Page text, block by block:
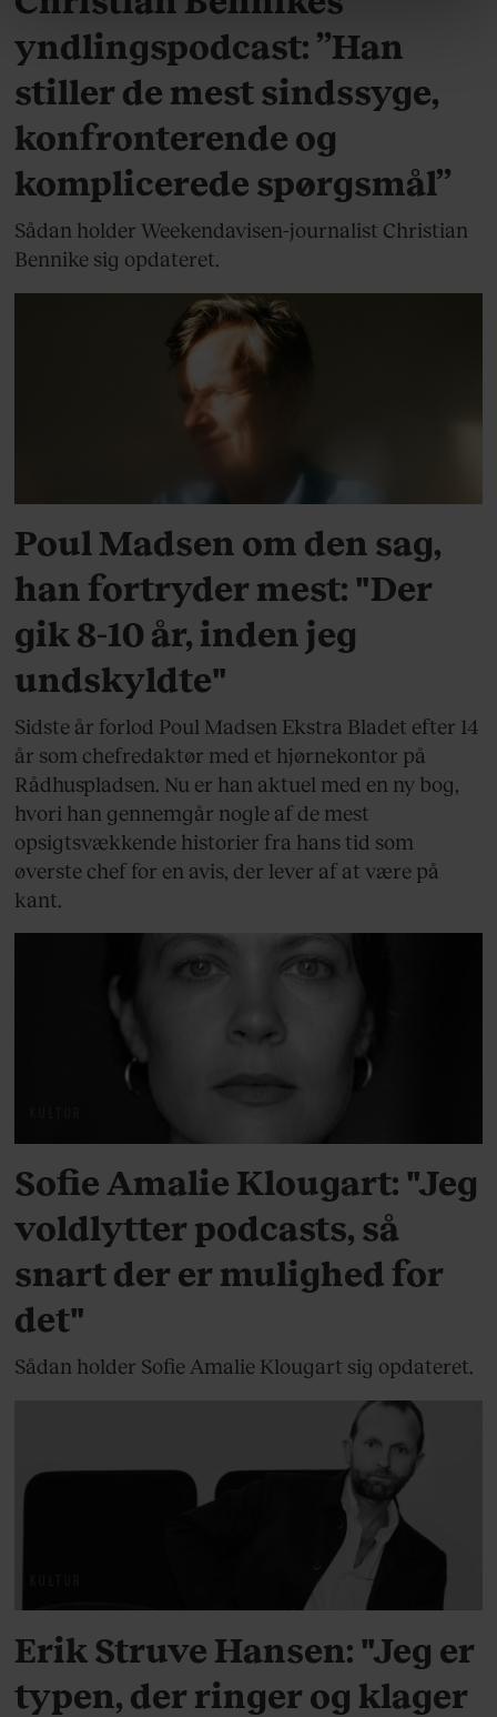
om vores brug af cookies, samarbejdspartnere og
behandling af dine personoplysninger i forbindelse
hermed i både voresprivatlivspolitik ogcookiepolitik
yndlingspodcast: ”Han
stiller de mest sindssyge,
konfronterende og
komplicerede spørgsmål”
Sådan holder Weekendavisen-journalist Christian
Bennike sig opdateret.
Poul Madsen om den sag,
han fortryder mest: "Der
gik 8-10 år, inden jeg
undskyldte"
Sidste år forlod Poul Madsen Ekstra Bladet efter 14
år som chefredaktør med et hjørnekontor på
Rådhuspladsen. Nu er han aktuel med en ny bog,
hvori han gennemgår nogle af de mest
opsigtsvækkende historier fra hans tid som
øverste chef for en avis, der lever af at være på
kant.
Sofie Amalie Klougart: "Jeg
voldlytter podcasts, så
snart der er mulighed for
det"
Sådan holder Sofie Amalie Klougart sig opdateret.
Erik Struve Hansen: "Jeg er
typen, der ringer og klager